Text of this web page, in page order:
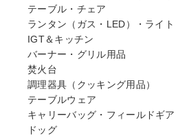
テーブル・チェア
ランタン（ガス・LED）・ライト
IGT＆キッチン
バーナー・グリル用品
焚火台
調理器具（クッキング用品）
テーブルウェア
キャリーバッグ・フィールドギア
ドッグ